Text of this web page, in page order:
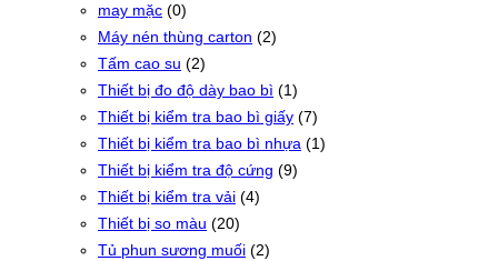
may mặc (0)
Máy nén thùng carton (2)
Tấm cao su (2)
Thiết bị đo độ dày bao bì (1)
Thiết bị kiểm tra bao bì giấy (7)
Thiết bị kiểm tra bao bì nhựa (1)
Thiết bị kiểm tra độ cứng (9)
Thiết bị kiểm tra vải (4)
Thiết bị so màu (20)
Tủ phun sương muối (2)